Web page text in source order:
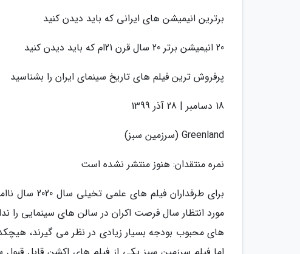
برترین انیمیشن های ایرانی که باید دیدن کنید
20 انیمیشن برتر 20 سال قرن 21ام که باید دیدن کنید
پرفروش ترین فیلم های تاریخ سینمای ایران را بشناسید
18 دسامبر | 28 آذر 1399
Greenland (سرزمین سبز)
نمره منتقدان: هنوز منتشر نشده است
برای
مورد انتظار سال فرصت اکران در سالن های سینمایی را
های محبوب بودجه بسیار زیادی در نظر می گیرند،